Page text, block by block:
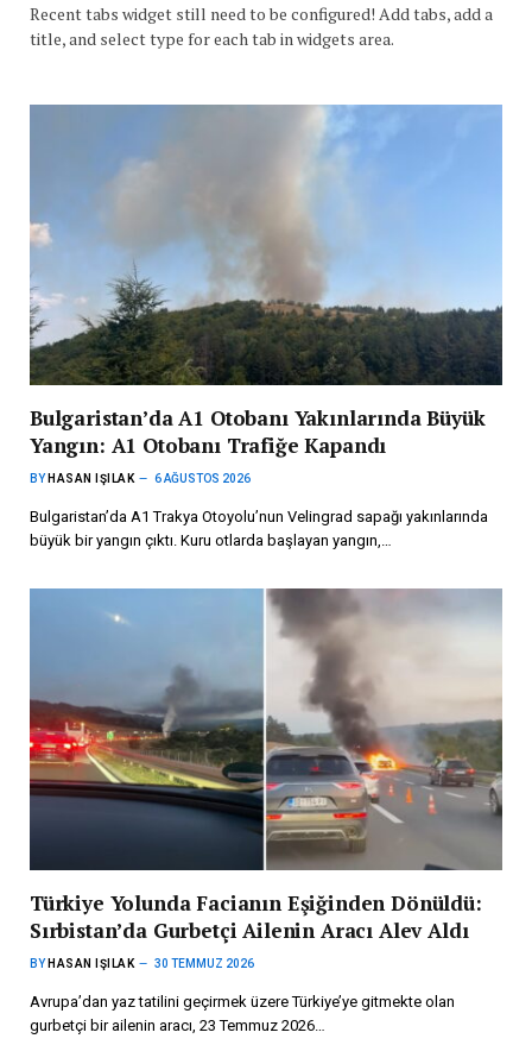
Recent tabs widget still need to be configured! Add tabs, add a
title, and select type for each tab in widgets area.
Bulgaristan’da A1 Otobanı Yakınlarında Büyük
Yangın: A1 Otobanı Trafiğe Kapandı
BY HASAN IŞILAK 6 AĞUSTOS 2026
Bulgaristan’da A1 Trakya Otoyolu’nun Velingrad sapağı yakınlarında
büyük bir yangın çıktı. Kuru otlarda başlayan yangın,…
Türkiye Yolunda Facianın Eşiğinden Dönüldü:
Sırbistan’da Gurbetçi Ailenin Aracı Alev Aldı
BY HASAN IŞILAK 30 TEMMUZ 2026
Avrupa’dan yaz tatilini geçirmek üzere Türkiye’ye gitmekte olan
gurbetçi bir ailenin aracı, 23 Temmuz 2026…